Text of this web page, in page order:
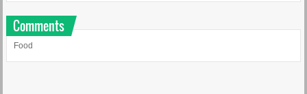
Comments
Food